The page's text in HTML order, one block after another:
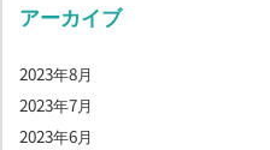
アーカイブ
2023年8月
2023年7月
2023年6月